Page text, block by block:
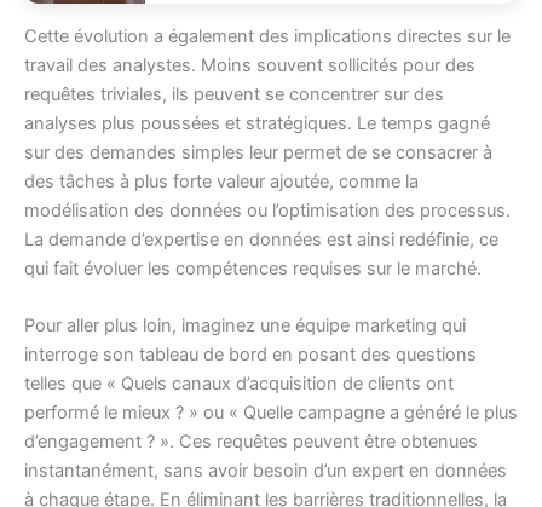
Cette évolution a également des implications directes sur le
travail des analystes. Moins souvent sollicités pour des
requêtes triviales, ils peuvent se concentrer sur des
analyses plus poussées et stratégiques. Le temps gagné
sur des demandes simples leur permet de se consacrer à
des tâches à plus forte valeur ajoutée, comme la
modélisation des données ou l’optimisation des processus.
La demande d’expertise en données est ainsi redéfinie, ce
qui fait évoluer les compétences requises sur le marché.
Pour aller plus loin, imaginez une équipe marketing qui
interroge son tableau de bord en posant des questions
telles que « Quels canaux d’acquisition de clients ont
performé le mieux ? » ou « Quelle campagne a généré le plus
d’engagement ? ». Ces requêtes peuvent être obtenues
instantanément, sans avoir besoin d’un expert en données
à chaque étape. En éliminant les barrières traditionnelles, la